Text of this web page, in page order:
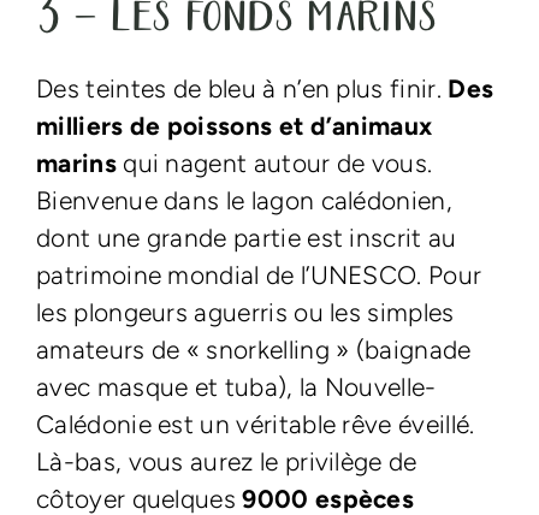
3 – Les fonds marins
Des teintes de bleu à n’en plus finir. Des
milliers de poissons et d’animaux
marinsqui nagent autour de vous.
Bienvenue dans le lagon calédonien,
dont une grande partie est inscrit au
patrimoine mondial de l’UNESCO. Pour
les plongeurs aguerris ou les simples
amateurs de « snorkelling » (baignade
avec masque et tuba), la Nouvelle-
Calédonie est un véritable rêve éveillé.
Là-bas, vous aurez le privilège de
côtoyer quelques9000 espèces